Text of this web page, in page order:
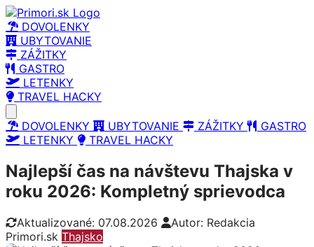
DOVOLENKY
UBYTOVANIE
ZÁŽITKY
GASTRO
LETENKY
TRAVEL HACKY
DOVOLENKY UBYTOVANIE ZÁŽITKY
GASTRO
LETENKY
TRAVEL HACKY
Najlepší čas na návštevu Thajska v
roku 2026: Kompletný sprievodca
Aktualizované: 07.08.2026
Autor: Redakcia
Primori.sk Thajsko